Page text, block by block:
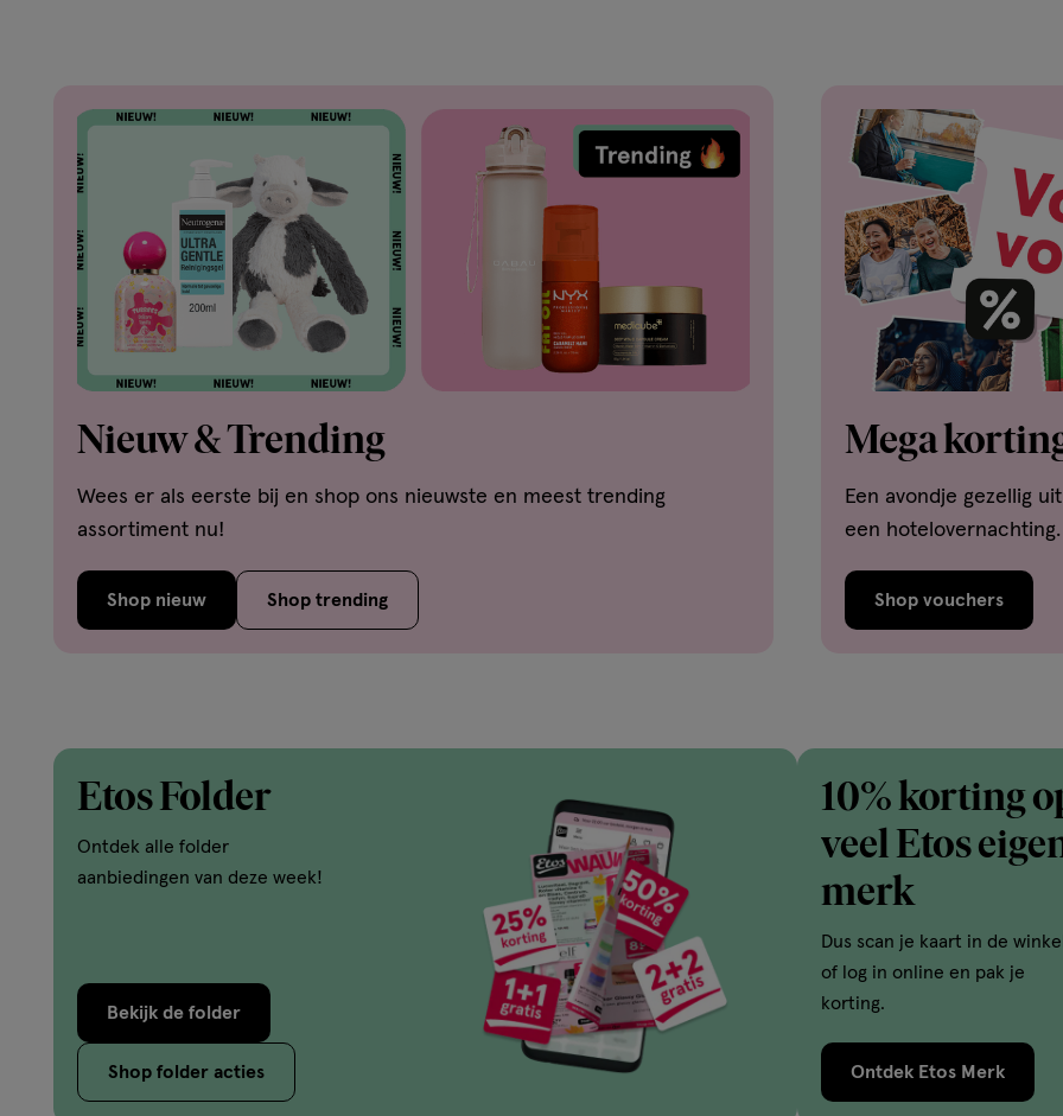
Nieuw & Trending
Wees er als eerste bij en shop ons nieuwste en meest trending
assortiment nu!
Shop nieuw Shop trending
Mega
Een avondje gezellig
een
Shop vouchers
Etos Folder
Ontdek alle folder
aanbiedingen van deze week!
Bekijk de folder
Shop folder acties
10% korting
veel Etos
merk
Dus scan je kaart in de winkel
of log in online en pak je
korting.
Ontdek Etos Merk